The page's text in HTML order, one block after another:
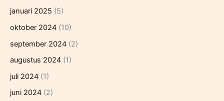
januari 2025 (5)
oktober 2024 (10)
september 2024 (2)
augustus 2024 (1)
juli 2024 (1)
juni 2024 (2)